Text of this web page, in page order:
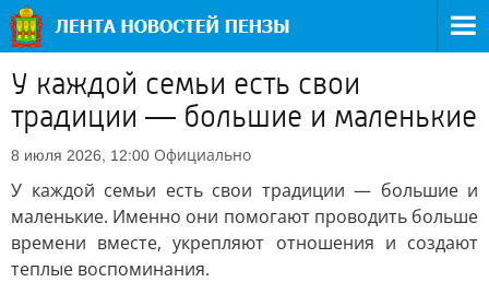
У каждой семьи есть свои
традиции — большие и маленькие
8 июля 2026, 12:00 Официально
У каждой семьи есть свои традиции — большие и
маленькие. Именно они помогают проводить больше
времени вместе, укрепляют отношения и создают
теплые воспоминания.